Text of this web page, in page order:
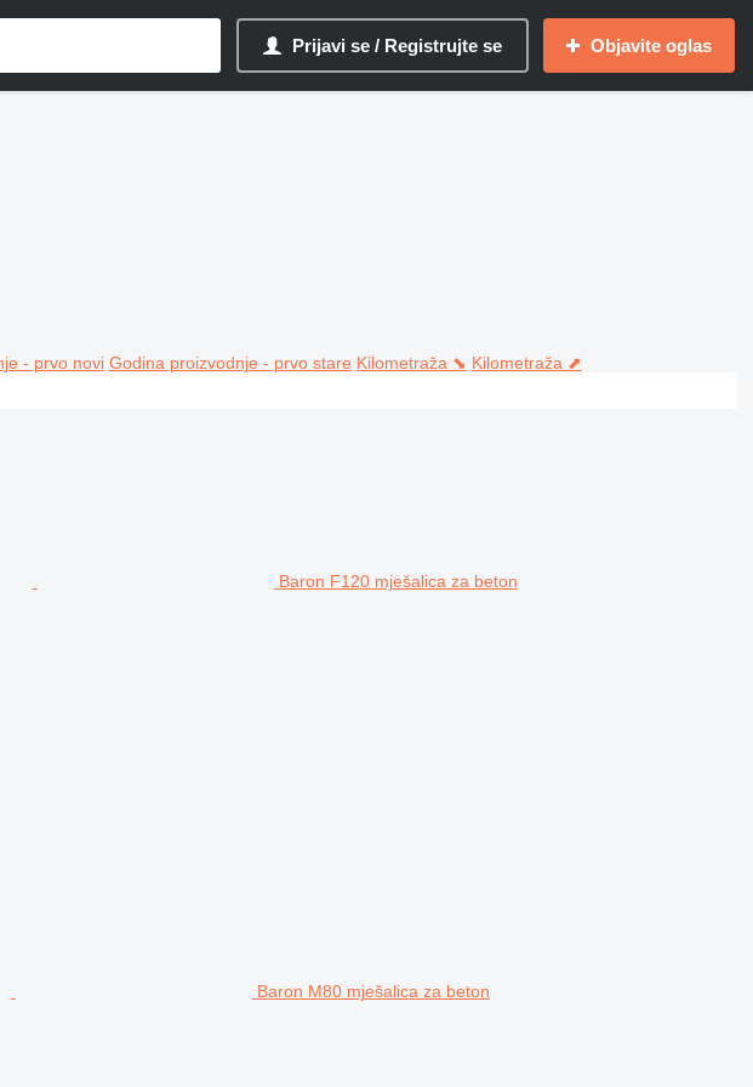
Prijavi se / Registrujte se Objavite oglas
- prvo novi Godina proizvodnje - prvo stare Kilometraža ⬊ Kilometraža ⬈
Baron F120 mješalica za beton
Baron M80 mješalica za beton